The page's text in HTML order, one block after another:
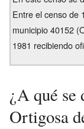
Entre el censo de
municipio 40152
1981 recibiendo
¿A qué se
Ortigosa